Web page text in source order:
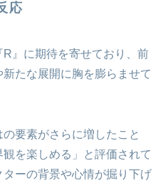
応
』に期待を寄せており、前
たな展開に胸を膨らませて
の要素がさらに増したこと
を楽しめる」と評価されて
ーの背景や心情が掘り下げ